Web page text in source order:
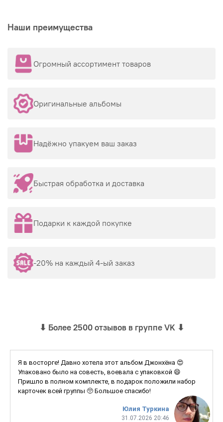
Наши преимущества
Огромный ассортимент товаров
Оригинальные альбомы
Надёжно упакуем ваш заказ
Быстрая обработка и доставка
Подарки к каждой покупке
-20% на каждый 4-ый заказ
⬇ Более 2500 отзывов в группе VK ⬇
Юлия Туркина
31.07.2026 20:46
Я в восторге! Давно хотела этот альбом Джонхёна 😍
Упаковано было на совесть, воевала с упаковкой 😄
Пришло в полном комплекте, в подарок положили набор
карточек всей группы 🥺 Большое спасибо!